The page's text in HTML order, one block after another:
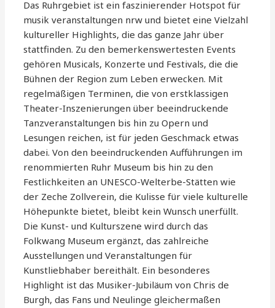
Das Ruhrgebiet ist ein faszinierender Hotspot für
musik veranstaltungen nrw und bietet eine Vielzahl
kultureller Highlights, die das ganze Jahr über
stattfinden. Zu den bemerkenswertesten Events
gehören Musicals, Konzerte und Festivals, die die
Bühnen der Region zum Leben erwecken. Mit
regelmäßigen Terminen, die von erstklassigen
Theater-Inszenierungen über beeindruckende
Tanzveranstaltungen bis hin zu Opern und
Lesungen reichen, ist für jeden Geschmack etwas
dabei. Von den beeindruckenden Aufführungen im
renommierten Ruhr Museum bis hin zu den
Festlichkeiten an UNESCO-Welterbe-Stätten wie
der Zeche Zollverein, die Kulisse für viele kulturelle
Höhepunkte bietet, bleibt kein Wunsch unerfüllt.
Die Kunst- und Kulturszene wird durch das
Folkwang Museum ergänzt, das zahlreiche
Ausstellungen und Veranstaltungen für
Kunstliebhaber bereithält. Ein besonderes
Highlight ist das Musiker-Jubiläum von Chris de
Burgh, das Fans und Neulinge gleichermaßen